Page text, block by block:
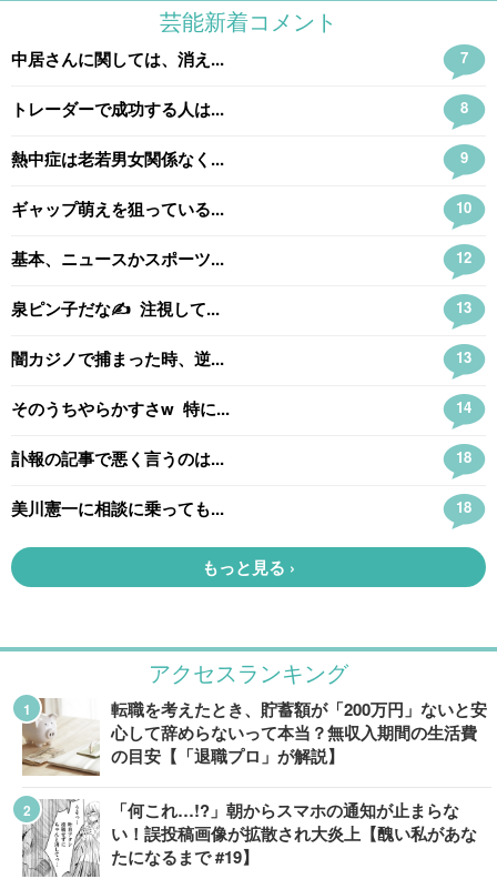
アクセスランキング
転職を考えたとき、貯蓄額が「200万円」ないと安
心して辞めらないって本当？無収入期間の生活費
の目安【「退職プロ」が解説】
「何これ…!?」朝からスマホの通知が止まらな
い！誤投稿画像が拡散され大炎上【醜い私があな
たになるまで #19】